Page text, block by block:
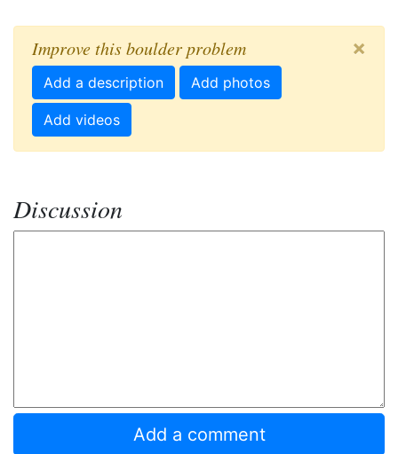
Improve this boulder problem ×
Add a description Add photos
Add videos
Discussion